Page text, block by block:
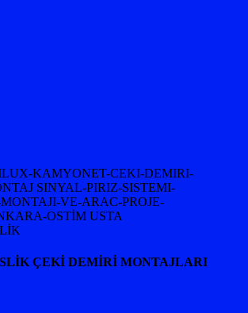
KAMYONET-CEKI-DEMIRI-
SINYAL-PIRIZ-SISTEMI-
VE-ARAC-PROJE-
OSTİM USTA
ÇEKİ DEMİRİ MONTAJLARI